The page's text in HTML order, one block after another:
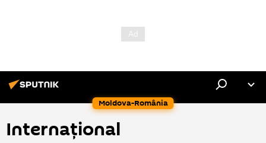
Moldova-România
Internaţional